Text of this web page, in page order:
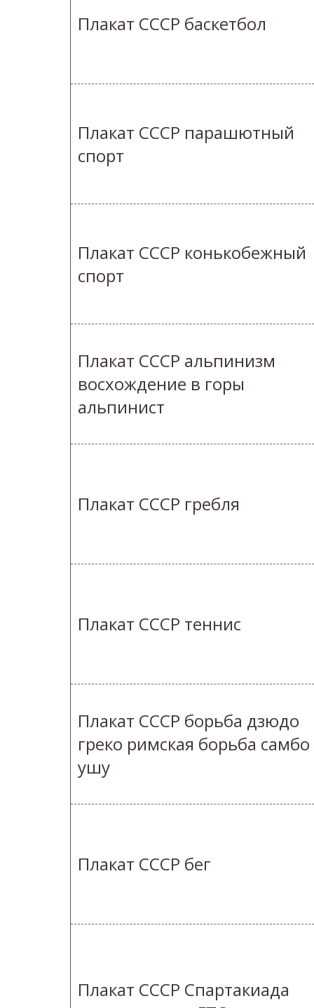
Плакат СССР баскетбол
Плакат СССР парашютный
спорт
Плакат СССР конькобежный
спорт
Плакат СССР альпинизм
восхождение в горы
альпинист
Плакат СССР гребля
Плакат СССР теннис
Плакат СССР борьба дзюдо
греко римская борьба самбо
ушу
Плакат СССР бег
Плакат СССР Спартакиада